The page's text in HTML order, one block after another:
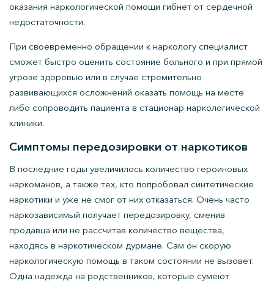
оказания наркологической помощи гибнет от сердечной
недостаточности.
При своевременно обращении к наркологу специалист
сможет быстро оценить состояние больного и при прямой
угрозе здоровью или в случае стремительно
развивающихся осложнений оказать помощь на месте
либо сопроводить пациента в стационар наркологической
клиники.
Симптомы передозировки от наркотиков
В последние годы увеличилось количество героиновых
наркоманов, а также тех, кто попробовал синтетические
наркотики и уже не смог от них отказаться. Очень часто
наркозависимый получает передозировку, сменив
продавца или не рассчитав количество вещества,
находясь в наркотическом дурмане. Сам он скорую
наркологическую помощь в таком состоянии не вызовет.
Одна надежда на родственников, которые сумеют